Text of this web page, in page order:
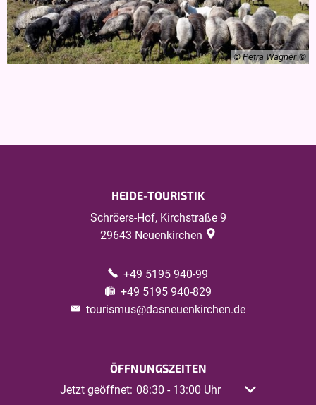
© Petra Wagner
HEIDE-TOURISTIK
Schröers-Hof, Kirchstraße 9
29643 Neuenkirchen
+49 5195 940-99
+49 5195 940-829
tourismus@dasneuenkirchen.de
ÖFFNUNGSZEITEN
Klicken, um weitere Öffnungs- oder Schließzeiten
Jetzt geöffnet: 08:30 - 13:00 Uhr
Von 08:30 bis 13:00 Uhr